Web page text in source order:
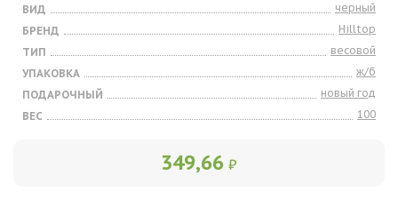
ВИД
черный
БРЕНД
Hilltop
ТИП
весовой
УПАКОВКА
ж/б
ПОДАРОЧНЫЙ
новый год
ВЕС
100
349,66 ₽